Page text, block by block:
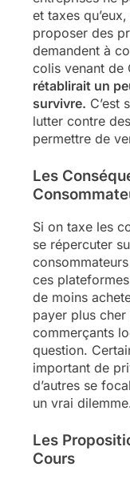
et taxes
proposer des
demandent à
colis venant de
rétablirait un
survivre. C’est
lutter contre
permettre de
Les
Si on taxe les
se répercuter
ces
de moins
payer plus
commerçants
question.
important de
d’autres se
un vrai
Les
Cours